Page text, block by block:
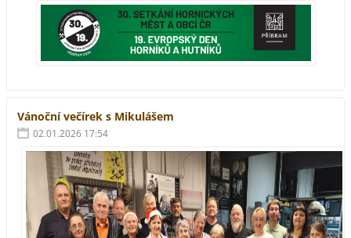
Vánoční večírek s Mikulášem
02.01.2026 17:54